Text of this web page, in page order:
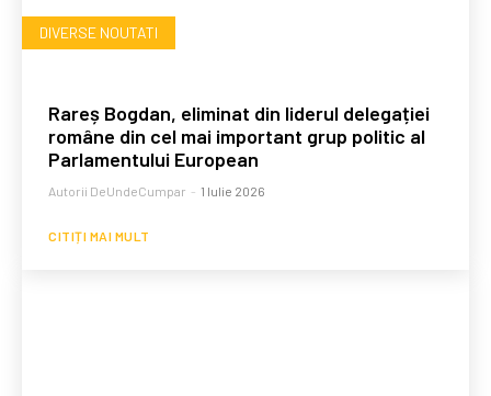
DIVERSE NOUTATI
Rareș Bogdan, eliminat din liderul delegației
române din cel mai important grup politic al
Parlamentului European
Autorii DeUndeCumpar - 1 Iulie 2026
CITIȚI MAI MULT